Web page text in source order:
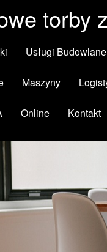
torby
Usługi Budowlane
Maszyny
Online Kontakt